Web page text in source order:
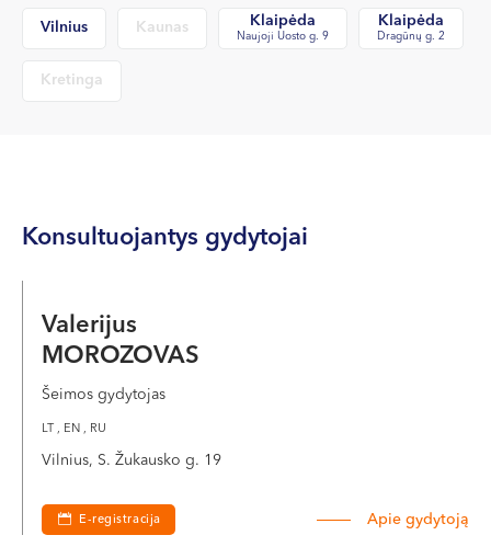
Vilnius Kaunas Klaipėda
Naujoji Uosto g. 9
Klaipėda
Dragūnų g. 2
Kretinga
Konsultuojantys gydytojai
Valerijus
MOROZOVAS
Šeimos gydytojas
LT , EN , RU
Vilnius, S. Žukausko g. 19
E-registracija Apie gydytoją